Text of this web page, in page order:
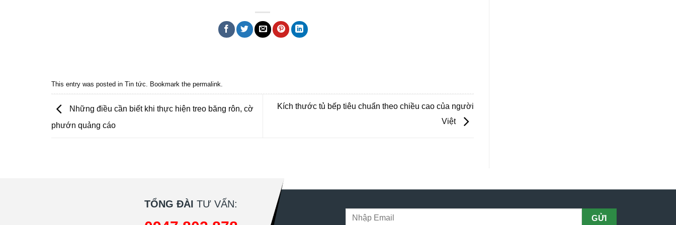
This entry was posted in Tin tức. Bookmark the permalink.
Những điều cần biết khi thực hiện treo băng rôn, cờ
phướn quảng cáo
Kích thước tủ bếp tiêu chuẩn theo chiều cao của người
Việt
TỔNG ĐÀI TƯ VẤN: